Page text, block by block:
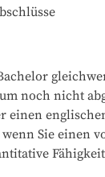
noch nicht
Sie einen